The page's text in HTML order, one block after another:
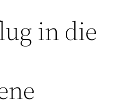
in die